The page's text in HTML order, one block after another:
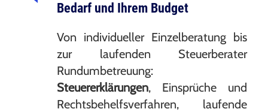
Bedarf und Ihrem Budget
Von individueller Einzelberatung bis
zur laufenden Steuerberater
Rundumbetreuung:
Steuererklärungen, Einsprüche und
Rechtsbehelfsverfahren, laufende